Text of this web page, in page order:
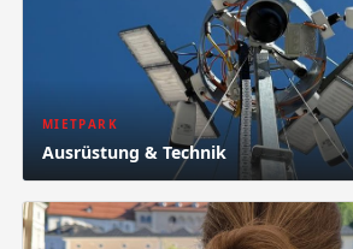
MIETPARK
Ausrüstung & Technik